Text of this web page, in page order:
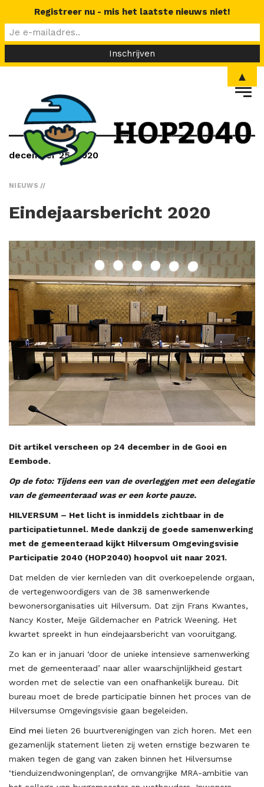
december 25, 2020
NIEUWS
Eindejaarsbericht 2020
Dit artikel verscheen op 24 december in de Gooi en
Eembode.
Op de foto: Tijdens een van de overleggen met een delegatie
van de gemeenteraad was er een korte pauze.
HILVERSUM – Het licht is inmiddels zichtbaar in de
participatietunnel. Mede dankzij de goede samenwerking
met de gemeenteraad kijkt Hilversum Omgevingsvisie
Participatie 2040 (HOP2040) hoopvol uit naar 2021.
Dat melden de vier kernleden van dit overkoepelende orgaan,
de vertegenwoordigers van de 38 samenwerkende
bewonersorganisaties uit Hilversum. Dat zijn Frans Kwantes,
Nancy Koster, Meije Gildemacher en Patrick Weening. Het
kwartet spreekt in hun eindejaarsbericht van vooruitgang.
Zo kan er in januari ‘door de unieke intensieve samenwerking
met de gemeenteraad’ naar aller waarschijnlijkheid gestart
worden met de selectie van een onafhankelijk bureau. Dit
bureau moet de brede participatie binnen het proces van de
Hilversumse Omgevingsvisie gaan begeleiden.
Eind mei lieten 26 buurtverenigingen van zich horen. Met een
gezamenlijk statement lieten zij weten ernstige bezwaren te
maken tegen de gang van zaken binnen het Hilversumse
‘tienduizendwoningenplan’, de omvangrijke MRA-ambitie van
Registreer nu - mis het laatste nieuws niet!
▲